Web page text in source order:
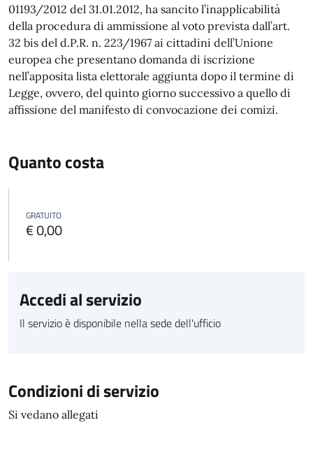
01193/2012 del 31.01.2012, ha sancito l’inapplicabilità
della procedura di ammissione al voto prevista dall’art.
32 bis del d.P.R. n. 223/1967 ai cittadini dell’Unione
europea che presentano domanda di iscrizione
nell’apposita lista elettorale aggiunta dopo il termine di
Legge, ovvero, del quinto giorno successivo a quello di
affissione del manifesto di convocazione dei comizi.
Quanto costa
GRATUITO
€ 0,00
Accedi al servizio
Il servizio è disponibile nella sede dell'ufficio
Condizioni di servizio
Si vedano allegati